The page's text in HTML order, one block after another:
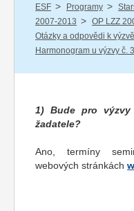
ESF / Programy /
2007-2013 / OP LZZ
Otázky a odpovědi k
Harmonogram u výzvy č.
1) Bude pro
žadatele?
Ano, termíny
webových stránkách